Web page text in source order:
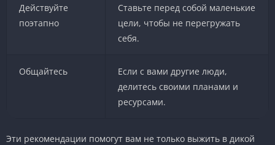
Действуйте
поэтапно
Ставьте перед собой маленькие
цели, чтобы не перегружать
себя.
Общайтесь
Если с вами другие люди,
делитесь своими планами и
ресурсами.
Эти рекомендации помогут вам не только выжить в дикой